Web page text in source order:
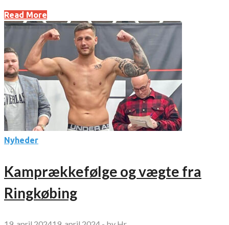
Read More
Nyheder
Kamprækkefølge og vægte fra
Ringkøbing